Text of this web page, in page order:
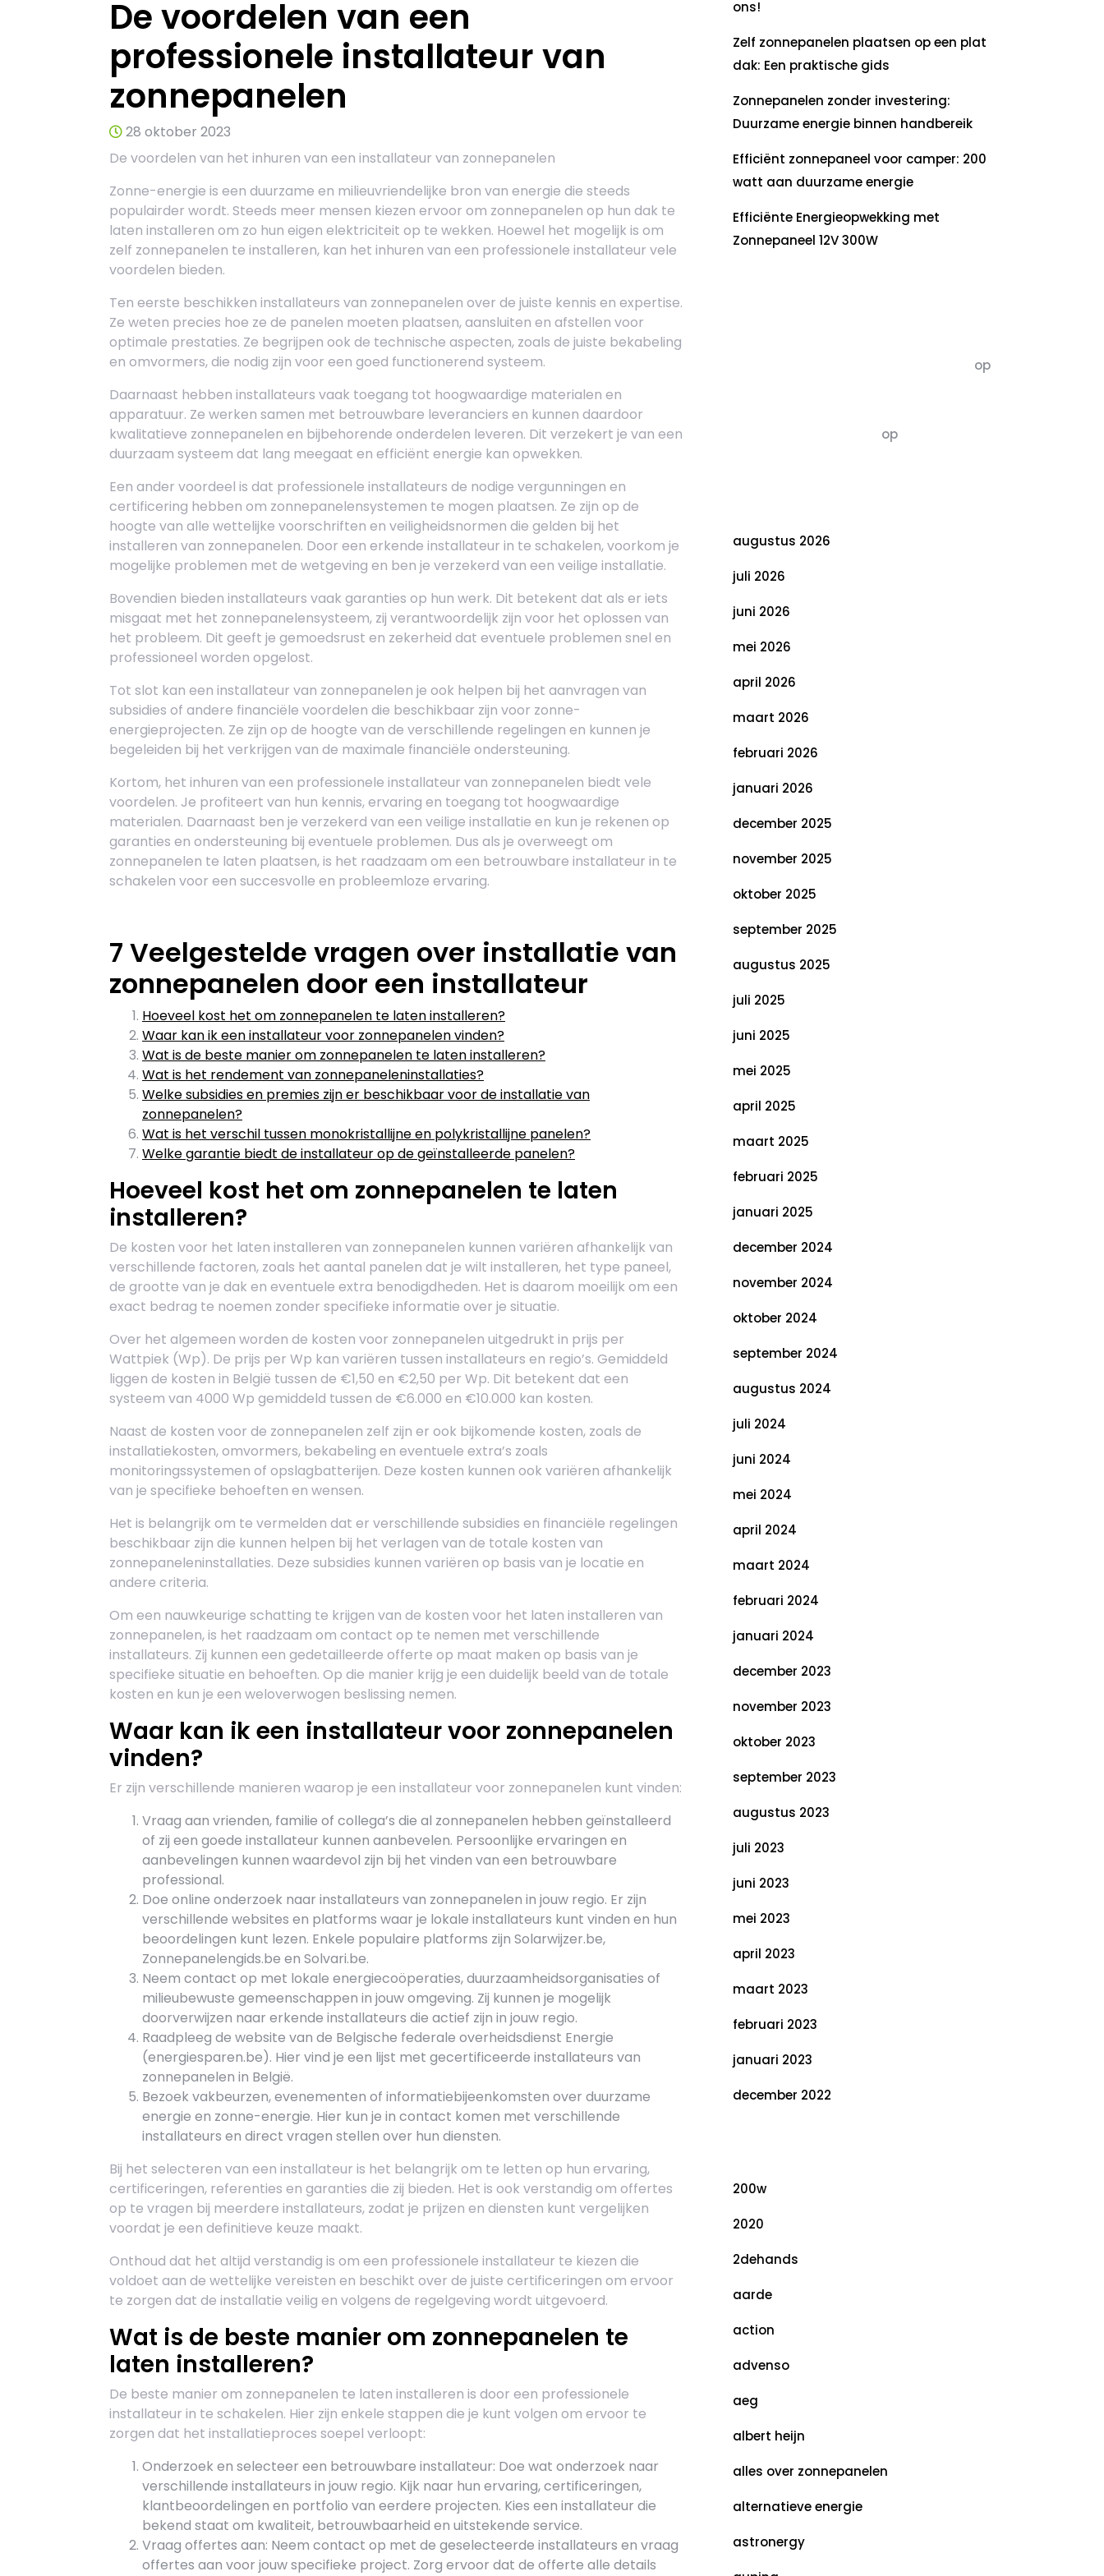
De voordelen van een
professionele installateur van
zonnepanelen
28 oktober 2023
De voordelen van het inhuren van een installateur van zonnepanelen
Zonne-energie is een duurzame en milieuvriendelijke bron van energie die steeds
populairder wordt. Steeds meer mensen kiezen ervoor om zonnepanelen op hun dak te
laten installeren om zo hun eigen elektriciteit op te wekken. Hoewel het mogelijk is om
zelf zonnepanelen te installeren, kan het inhuren van een professionele installateur vele
voordelen bieden.
Ten eerste beschikken installateurs van zonnepanelen over de juiste kennis en expertise.
Ze weten precies hoe ze de panelen moeten plaatsen, aansluiten en afstellen voor
optimale prestaties. Ze begrijpen ook de technische aspecten, zoals de juiste bekabeling
en omvormers, die nodig zijn voor een goed functionerend systeem.
Daarnaast hebben installateurs vaak toegang tot hoogwaardige materialen en
apparatuur. Ze werken samen met betrouwbare leveranciers en kunnen daardoor
kwalitatieve zonnepanelen en bijbehorende onderdelen leveren. Dit verzekert je van een
duurzaam systeem dat lang meegaat en efficiënt energie kan opwekken.
Een ander voordeel is dat professionele installateurs de nodige vergunningen en
certificering hebben om zonnepanelensystemen te mogen plaatsen. Ze zijn op de
hoogte van alle wettelijke voorschriften en veiligheidsnormen die gelden bij het
installeren van zonnepanelen. Door een erkende installateur in te schakelen, voorkom je
mogelijke problemen met de wetgeving en ben je verzekerd van een veilige installatie.
Bovendien bieden installateurs vaak garanties op hun werk. Dit betekent dat als er iets
misgaat met het zonnepanelensysteem, zij verantwoordelijk zijn voor het oplossen van
het probleem. Dit geeft je gemoedsrust en zekerheid dat eventuele problemen snel en
professioneel worden opgelost.
Tot slot kan een installateur van zonnepanelen je ook helpen bij het aanvragen van
subsidies of andere financiële voordelen die beschikbaar zijn voor zonne-
energieprojecten. Ze zijn op de hoogte van de verschillende regelingen en kunnen je
begeleiden bij het verkrijgen van de maximale financiële ondersteuning.
Kortom, het inhuren van een professionele installateur van zonnepanelen biedt vele
voordelen. Je profiteert van hun kennis, ervaring en toegang tot hoogwaardige
materialen. Daarnaast ben je verzekerd van een veilige installatie en kun je rekenen op
garanties en ondersteuning bij eventuele problemen. Dus als je overweegt om
zonnepanelen te laten plaatsen, is het raadzaam om een betrouwbare installateur in te
schakelen voor een succesvolle en probleemloze ervaring.
7 Veelgestelde vragen over installatie van
zonnepanelen door een installateur
Hoeveel kost het om zonnepanelen te laten installeren?
Waar kan ik een installateur voor zonnepanelen vinden?
Wat is de beste manier om zonnepanelen te laten installeren?
Wat is het rendement van zonnepaneleninstallaties?
Welke subsidies en premies zijn er beschikbaar voor de installatie van
zonnepanelen?
Wat is het verschil tussen monokristallijne en polykristallijne panelen?
Welke garantie biedt de installateur op de geïnstalleerde panelen?
Hoeveel kost het om zonnepanelen te laten
installeren?
De kosten voor het laten installeren van zonnepanelen kunnen variëren afhankelijk van
verschillende factoren, zoals het aantal panelen dat je wilt installeren, het type paneel,
de grootte van je dak en eventuele extra benodigdheden. Het is daarom moeilijk om een
exact bedrag te noemen zonder specifieke informatie over je situatie.
Over het algemeen worden de kosten voor zonnepanelen uitgedrukt in prijs per
Wattpiek (Wp). De prijs per Wp kan variëren tussen installateurs en regio’s. Gemiddeld
liggen de kosten in België tussen de €1,50 en €2,50 per Wp. Dit betekent dat een
systeem van 4000 Wp gemiddeld tussen de €6.000 en €10.000 kan kosten.
Naast de kosten voor de zonnepanelen zelf zijn er ook bijkomende kosten, zoals de
installatiekosten, omvormers, bekabeling en eventuele extra’s zoals
monitoringssystemen of opslagbatterijen. Deze kosten kunnen ook variëren afhankelijk
van je specifieke behoeften en wensen.
Het is belangrijk om te vermelden dat er verschillende subsidies en financiële regelingen
beschikbaar zijn die kunnen helpen bij het verlagen van de totale kosten van
zonnepaneleninstallaties. Deze subsidies kunnen variëren op basis van je locatie en
andere criteria.
Om een nauwkeurige schatting te krijgen van de kosten voor het laten installeren van
zonnepanelen, is het raadzaam om contact op te nemen met verschillende
installateurs. Zij kunnen een gedetailleerde offerte op maat maken op basis van je
specifieke situatie en behoeften. Op die manier krijg je een duidelijk beeld van de totale
kosten en kun je een weloverwogen beslissing nemen.
Waar kan ik een installateur voor zonnepanelen
vinden?
Er zijn verschillende manieren waarop je een installateur voor zonnepanelen kunt vinden:
Vraag aan vrienden, familie of collega’s die al zonnepanelen hebben geïnstalleerd
of zij een goede installateur kunnen aanbevelen. Persoonlijke ervaringen en
aanbevelingen kunnen waardevol zijn bij het vinden van een betrouwbare
professional.
Doe online onderzoek naar installateurs van zonnepanelen in jouw regio. Er zijn
verschillende websites en platforms waar je lokale installateurs kunt vinden en hun
beoordelingen kunt lezen. Enkele populaire platforms zijn Solarwijzer.be,
Zonnepanelengids.be en Solvari.be.
Neem contact op met lokale energiecoöperaties, duurzaamheidsorganisaties of
milieubewuste gemeenschappen in jouw omgeving. Zij kunnen je mogelijk
doorverwijzen naar erkende installateurs die actief zijn in jouw regio.
Raadpleeg de website van de Belgische federale overheidsdienst Energie
(energiesparen.be). Hier vind je een lijst met gecertificeerde installateurs van
zonnepanelen in België.
Bezoek vakbeurzen, evenementen of informatiebijeenkomsten over duurzame
energie en zonne-energie. Hier kun je in contact komen met verschillende
installateurs en direct vragen stellen over hun diensten.
Bij het selecteren van een installateur is het belangrijk om te letten op hun ervaring,
certificeringen, referenties en garanties die zij bieden. Het is ook verstandig om offertes
op te vragen bij meerdere installateurs, zodat je prijzen en diensten kunt vergelijken
voordat je een definitieve keuze maakt.
Onthoud dat het altijd verstandig is om een professionele installateur te kiezen die
voldoet aan de wettelijke vereisten en beschikt over de juiste certificeringen om ervoor
te zorgen dat de installatie veilig en volgens de regelgeving wordt uitgevoerd.
Wat is de beste manier om zonnepanelen te
laten installeren?
De beste manier om zonnepanelen te laten installeren is door een professionele
installateur in te schakelen. Hier zijn enkele stappen die je kunt volgen om ervoor te
zorgen dat het installatieproces soepel verloopt:
Onderzoek en selecteer een betrouwbare installateur: Doe wat onderzoek naar
verschillende installateurs in jouw regio. Kijk naar hun ervaring, certificeringen,
klantbeoordelingen en portfolio van eerdere projecten. Kies een installateur die
bekend staat om kwaliteit, betrouwbaarheid en uitstekende service.
Vraag offertes aan: Neem contact op met de geselecteerde installateurs en vraag
offertes aan voor jouw specifieke project. Zorg ervoor dat de offerte alle details
ons!
Zelf zonnepanelen plaatsen op een plat
dak: Een praktische gids
Zonnepanelen zonder investering:
Duurzame energie binnen handbereik
Efficiënt zonnepaneel voor camper: 200
watt aan duurzame energie
Efficiënte Energieopwekking met
Zonnepaneel 12V 300W
op
op
augustus 2026
juli 2026
juni 2026
mei 2026
april 2026
maart 2026
februari 2026
januari 2026
december 2025
november 2025
oktober 2025
september 2025
augustus 2025
juli 2025
juni 2025
mei 2025
april 2025
maart 2025
februari 2025
januari 2025
december 2024
november 2024
oktober 2024
september 2024
augustus 2024
juli 2024
juni 2024
mei 2024
april 2024
maart 2024
februari 2024
januari 2024
december 2023
november 2023
oktober 2023
september 2023
augustus 2023
juli 2023
juni 2023
mei 2023
april 2023
maart 2023
februari 2023
januari 2023
december 2022
200w
2020
2dehands
aarde
action
advenso
aeg
albert heijn
alles over zonnepanelen
alternatieve energie
astronergy